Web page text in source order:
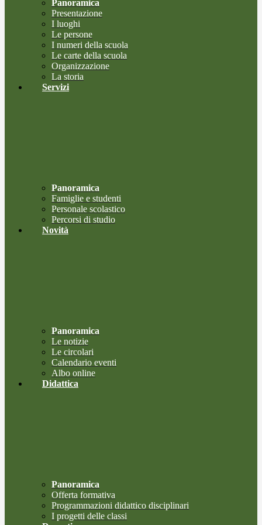
Panoramica
Presentazione
I luoghi
Le persone
I numeri della scuola
Le carte della scuola
Organizzazione
La storia
Servizi
Panoramica
Famiglie e studenti
Personale scolastico
Percorsi di studio
Novità
Panoramica
Le notizie
Le circolari
Calendario eventi
Albo online
Didattica
Panoramica
Offerta formativa
Programmazioni didattico disciplinari
I progetti delle classi